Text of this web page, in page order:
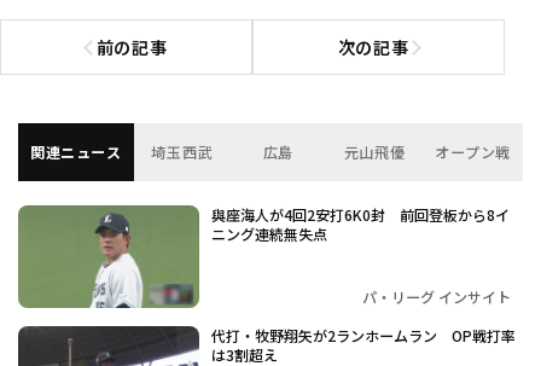
前の記事
前の記事へ 次の記事次の記事へ
関連ニュース 埼玉西武 広島 元山飛優 オープン戦
與座海人が4回2安打6K0封 前回登板から8イ
ニング連続無失点
パ・リーグ インサイト
代打・牧野翔矢が2ランホームラン OP戦打率
は3割超え